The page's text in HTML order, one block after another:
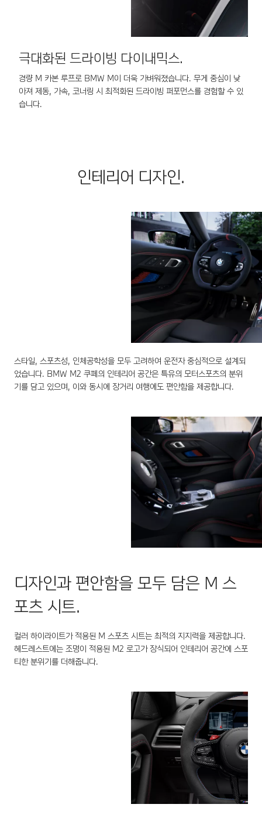
극대화된 드라이빙 다이내믹스.
경량 M 카본 루프로 BMW M이 더욱 가벼워졌습니다. 무게 중심이 낮
아져 제동, 가속, 코너링 시 최적화된 드라이빙 퍼포먼스를 경험할 수 있
습니다.
인테리어 디자인.
스타일, 스포츠성, 인체공학성을 모두 고려하여 운전자 중심적으로 설계되
었습니다. BMW M2 쿠페의 인테리어 공간은 특유의 모터스포츠의 분위
기를 담고 있으며, 이와 동시에 장거리 여행에도 편안함을 제공합니다.
디자인과 편안함을 모두 담은 M 스
포츠 시트.
컬러 하이라이트가 적용된 M 스포츠 시트는 최적의 지지력을 제공합니다.
헤드레스트에는 조명이 적용된 M2 로고가 장식되어 인테리어 공간에 스포
티한 분위기를 더해줍니다.